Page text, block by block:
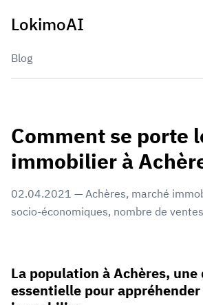
LokimoAI
Blog
Comment se porte
immobilier à
02.04.2021 — Achères, marché
socio-économiques, nombre de ventes
La population à Achères, une
essentielle pour